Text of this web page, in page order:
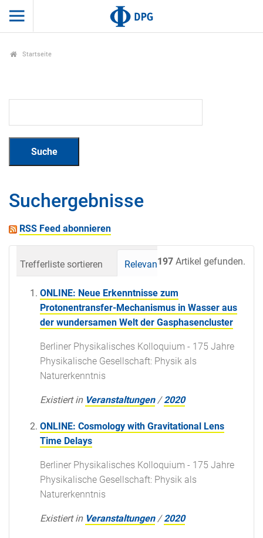
Startseite
Suchergebnisse
RSS Feed abonnieren
197 Artikel gefunden.
Trefferliste sortieren Relevanz Datum
ONLINE: Neue Erkenntnisse zum
Protonentransfer-Mechanismus in Wasser aus
der wundersamen Welt der Gasphasencluster
Berliner Physikalisches Kolloquium - 175 Jahre
Physikalische Gesellschaft: Physik als
Naturerkenntnis
Existiert in Veranstaltungen /2020
ONLINE: Cosmology with Gravitational Lens
Time Delays
Berliner Physikalisches Kolloquium - 175 Jahre
Physikalische Gesellschaft: Physik als
Naturerkenntnis
Existiert in Veranstaltungen /2020